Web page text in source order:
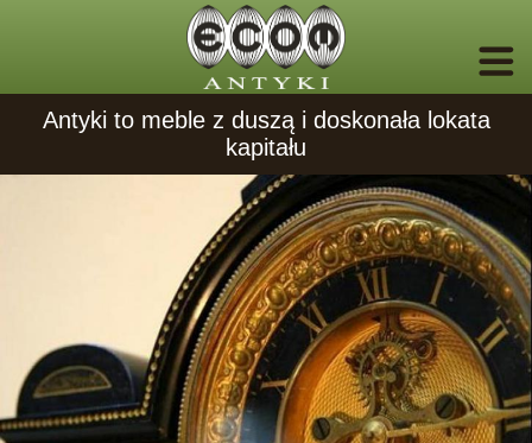
Antyki to meble z duszą i doskonała lokata
kapitału